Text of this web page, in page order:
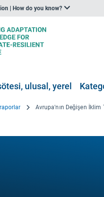
| How do you know?
ulusal, yerel